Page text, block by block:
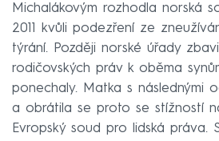
Michalákovým rozhodla norská
2011 kvůli podezření ze
týrání. Později norské úřady
rodičovských práv k oběma
ponechaly. Matka s následnými
a obrátila se proto se stížností
Evropský soud pro lidská práva.